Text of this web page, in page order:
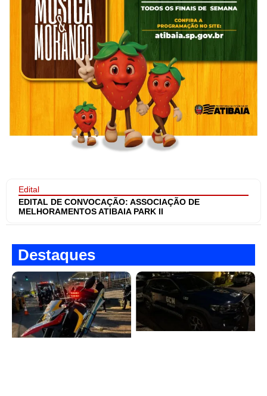
Edital
EDITAL DE CONVOCAÇÃO: ASSOCIAÇÃO DE
MELHORAMENTOS ATIBAIA PARK II
Destaques